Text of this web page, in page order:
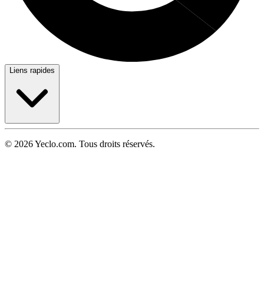
Liens rapides
© 2026 Yeclo.com. Tous droits réservés.